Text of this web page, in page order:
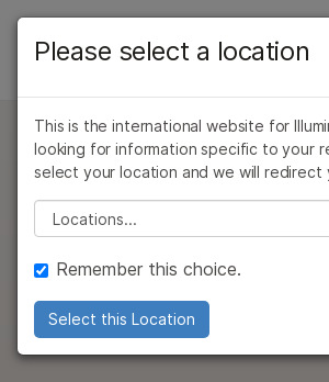
학습
지원
추천 링크
개요
유형별
관심 영역별
기기 호환성별
제품군별
전체 제품 살펴보기
문의 사항
Infinium Hardware Kits
이 키트에는 여러 BeadChip 배열 샘
처리하는 데 필요한 하드웨어와 액세
있습니다.
Please select a location
This is the international website for
looking for information specific to your
select your location and we will redirect
Please select a location
Remember this choice.
Select this Location
있습니다. 주요 관심 분야를 선택
암 연구
미생물학 연구
농업유전체학 연구
복합 질환 연구
임상
생식
유전